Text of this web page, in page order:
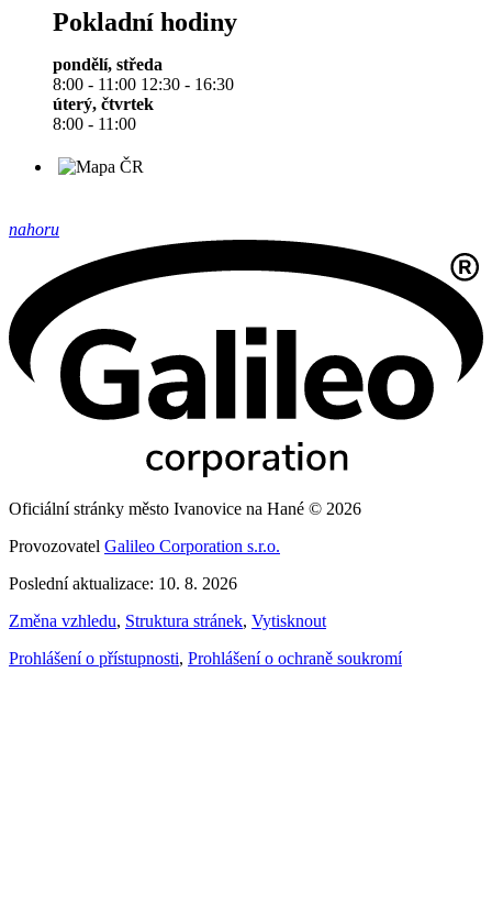
Pokladní hodiny
pondělí, středa
8:00 - 11:00 12:30 - 16:30
úterý, čtvrtek
8:00 - 11:00
nahoru
Oficiální stránky město Ivanovice na Hané © 2026
Provozovatel Galileo Corporation s.r.o.
Poslední aktualizace: 10. 8. 2026
Změna vzhledu, Struktura stránek, Vytisknout
Prohlášení o přístupnosti, Prohlášení o ochraně soukromí